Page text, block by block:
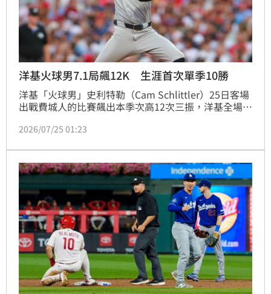
洋基火球男7.1局飆12K 生涯首次單季10勝
洋基「火球男」史利特勒（Cam Schlittler）25日客場
出戰費城人的比賽飆出本季次高12次三振，洋基全場僅
陽春砲取得領先，終場1：0完封對手。
2026/07/25 01:23